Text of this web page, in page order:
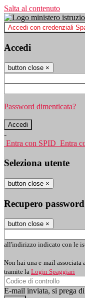
Salta al contenuto
Accedi con credenziali
Accedi
button close ×
Password dimenticata?
-
Entra con SPID Entra
Seleziona utente
button close ×
Recupero password
button close ×
all'indirizzo indicato con le
Non hai una e-mail associata
tramite la Login Spaggiari
E-mail inviata, si prega